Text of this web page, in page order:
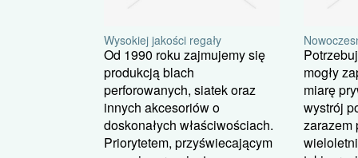
Wysokiej jakości regały
Od 1990 roku zajmujemy się
produkcją blach
perforowanych, siatek oraz
innych akcesoriów o
doskonałych właściwościach.
Priorytetem, przyświecającym
mogły
miarę
wystrój
zarazem